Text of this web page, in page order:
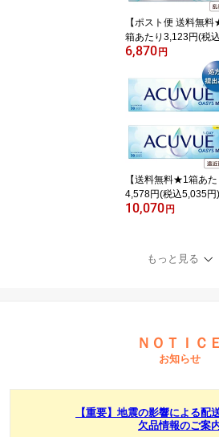
【ポスト便 送料無料
箱あたり3,123円(税込
35円)】ワンデーアキ
ビューオアシス 乱視
箱セット(30枚入x2)
1ヶ月分(ジョンソン
ンド・ジョンソン/
乱視用/トーリック/1
い捨てコンタクトレ
6,870円
【送料無料★1箱あた
4,578円(税込5,035円)
ワンデーアキュビュー
x2) 両眼1ヶ月分 (ジョ
ソン・エンド・ジョン
10,070円
もっと見る
ＮＯＴＩＣＥ
お知らせ
【重要】地震の影響による配
欠品情報のご案